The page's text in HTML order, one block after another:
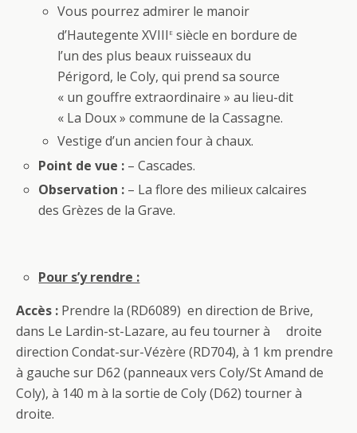
Vous pourrez admirer le manoir
d’Hautegente XVIIIe siècle en bordure de
l’un des plus beaux ruisseaux du
Périgord, le Coly, qui prend sa source
« un gouffre extraordinaire » au lieu-dit
« La Doux » commune de la Cassagne.
Vestige d’un ancien four à chaux.
Point de vue : – Cascades.
Observation : – La flore des milieux calcaires
des Grèzes de la Grave.
Pour s’y rendre :
Accès : Prendre la (RD6089) en direction de Brive,
dans Le Lardin-st-Lazare, au feu tourner à droite
direction Condat-sur-Vézère (RD704), à 1 km prendre
à gauche sur D62 (panneaux vers Coly/St Amand de
Coly), à 140 m à la sortie de Coly (D62) tourner à
droite.